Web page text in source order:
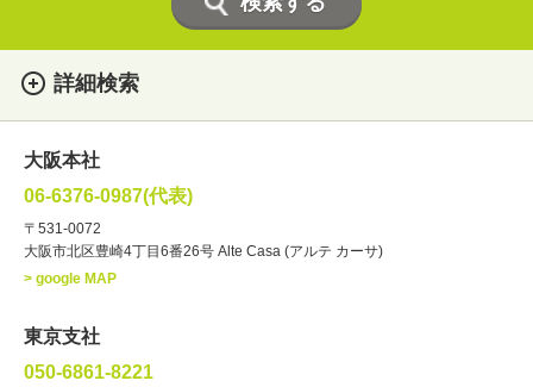
詳細検索
・性別
・ジャンル
ナレーター レポーター
大阪本社
06-6376-0987(代表)
〒531-0072
大阪市北区豊崎4丁目6番26号 Alte Casa (アルテ カーサ)
> google MAP
東京支社
050-6861-8221